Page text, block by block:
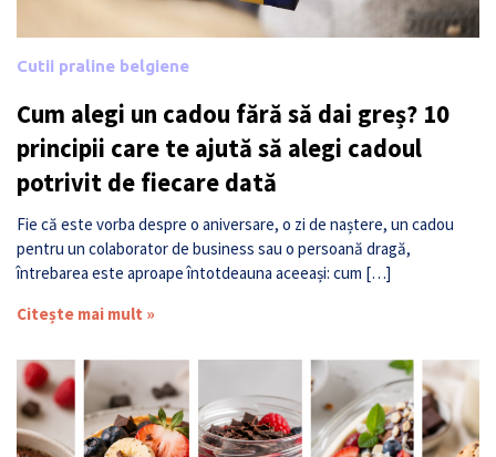
Cutii praline belgiene
Cum alegi un cadou fără să dai greș? 10
principii care te ajută să alegi cadoul
potrivit de fiecare dată
Fie că este vorba despre o aniversare, o zi de naștere, un cadou
pentru un colaborator de business sau o persoană dragă,
întrebarea este aproape întotdeauna aceeași: cum […]
Citește mai mult »